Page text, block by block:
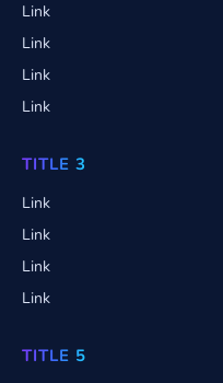
Link
Link
Link
Link
TITLE 3
Link
Link
Link
Link
TITLE 5